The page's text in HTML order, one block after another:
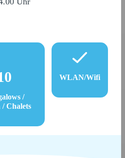
/
Chalets
WLAN/Wifi